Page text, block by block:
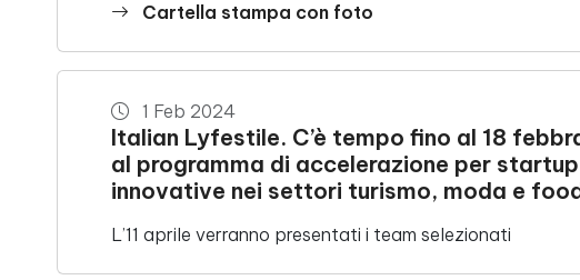
Cartella stampa con foto
1 Feb 2024
Italian Lyfestile. C’è tempo fino al 18
al programma di accelerazione per
innovative nei settori turismo, moda e
L’11 aprile verranno presentati i team selezionati